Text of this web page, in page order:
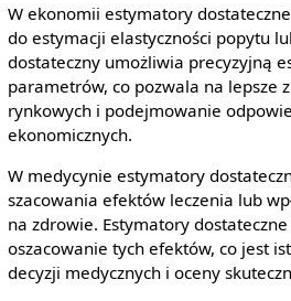
W ekonomii estymatory
do estymacji elastyczności popytu
dostateczny umożliwia precyzyjną
parametrów, co pozwala na lepsze
rynkowych i podejmowanie
ekonomicznych.
W medycynie estymatory
szacowania efektów leczenia lub
na zdrowie. Estymatory
oszacowanie tych efektów, co jest
decyzji medycznych i oceny